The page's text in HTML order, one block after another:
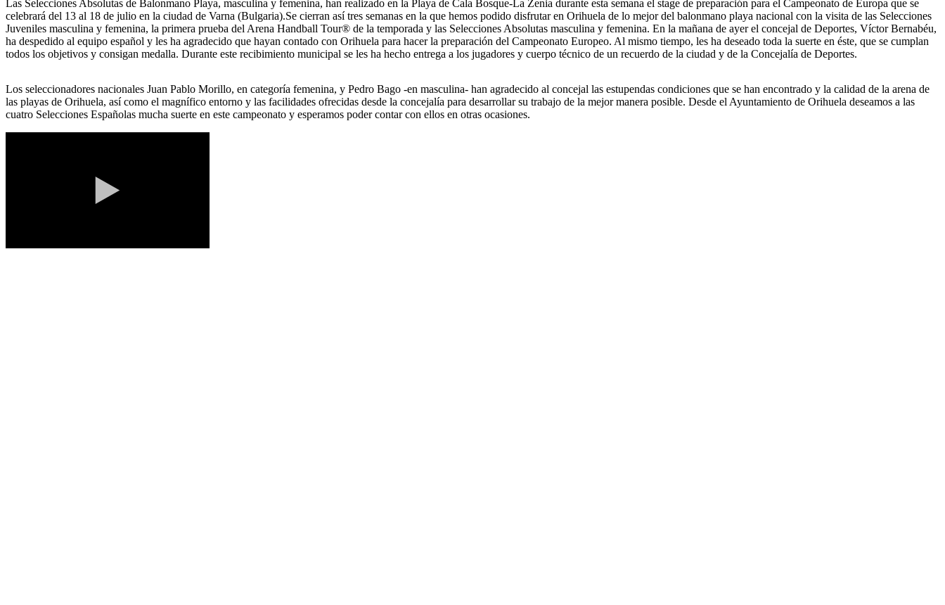
Las Selecciones Absolutas de Balonmano Playa, masculina y femenina, han realizado en la Playa de Cala Bosque-La Zenia durante esta semana el stage de preparación para el Campeonato de Europa que se
celebrará del 13 al 18 de julio en la ciudad de Varna (Bulgaria).Se cierran así tres semanas en la que hemos podido disfrutar en Orihuela de lo mejor del balonmano playa nacional con la visita de las Selecciones
Juveniles masculina y femenina, la primera prueba del Arena Handball Tour® de la temporada y las Selecciones Absolutas masculina y femenina. En la mañana de ayer el concejal de Deportes, Víctor Bernabéu,
ha despedido al equipo español y les ha agradecido que hayan contado con Orihuela para hacer la preparación del Campeonato Europeo. Al mismo tiempo, les ha deseado toda la suerte en éste, que se cumplan
todos los objetivos y consigan medalla. Durante este recibimiento municipal se les ha hecho entrega a los jugadores y cuerpo técnico de un recuerdo de la ciudad y de la Concejalía de Deportes.
Los seleccionadores nacionales Juan Pablo Morillo, en categoría femenina, y Pedro Bago -en masculina- han agradecido al concejal las estupendas condiciones que se han encontrado y la calidad de la arena de
las playas de Orihuela, así como el magnífico entorno y las facilidades ofrecidas desde la concejalía para desarrollar su trabajo de la mejor manera posible. Desde el Ayuntamiento de Orihuela deseamos a las
cuatro Selecciones Españolas mucha suerte en este campeonato y esperamos poder contar con ellos en otras ocasiones.